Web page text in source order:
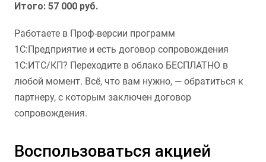
Итого: 57 000 руб.
Работаете в Проф-версии программ
1С:Предприятие и есть договор сопровождения
1С:ИТС/КП? Переходите в облако БЕСПЛАТНО в
любой момент. Всё, что вам нужно, — обратиться к
партнеру, с которым заключен договор
сопровождения.
Воспользоваться акцией